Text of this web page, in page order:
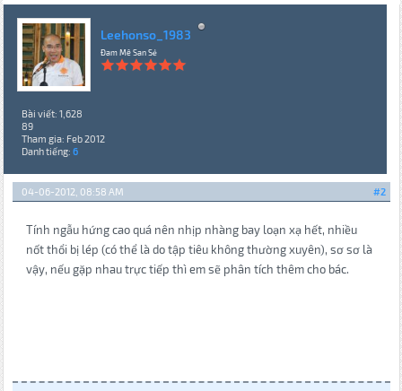
Leehonso_1983
Đam Mê San Sẻ
Bài viết: 1,628
89
Tham gia: Feb 2012
Danh tiếng: 6
#2
04-06-2012, 08:58 AM
Tính ngẫu hứng cao quá nên nhịp nhàng bay loạn xạ hết, nhiều
nốt thổi bị lép (có thể là do tập tiêu không thường xuyên), sơ sơ là
vậy, nếu gặp nhau trực tiếp thì em sẽ phân tích thêm cho bác.